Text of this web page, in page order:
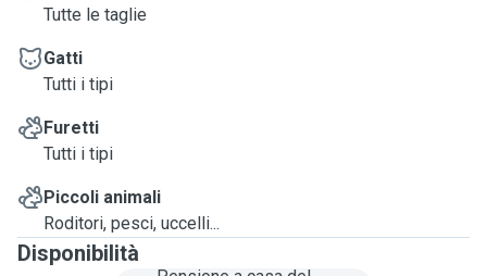
Tutte le taglie
Gatti
Tutti i tipi
Furetti
Tutti i tipi
Piccoli animali
Roditori, pesci, uccelli...
Disponibilità